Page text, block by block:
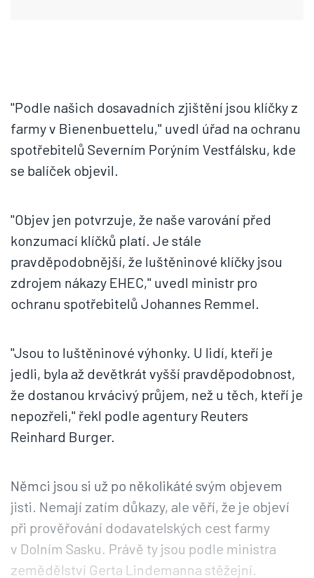
"Podle našich dosavadních zjištění jsou klíčky z
farmy v Bienenbuettelu," uvedl úřad na ochranu
spotřebitelů Severním Porýním Vestfálsku, kde
se balíček objevil.
"Objev jen potvrzuje, že naše varování před
konzumací klíčků platí. Je stále
pravděpodobnější, že luštěninové klíčky jsou
zdrojem nákazy EHEC," uvedl ministr pro
ochranu spotřebitelů Johannes Remmel.
"Jsou to luštěninové výhonky. U lidí, kteří je
jedli, byla až devětkrát vyšší pravděpodobnost,
že dostanou krvácivý průjem, než u těch, kteří je
nepozřeli," řekl podle agentury Reuters
Reinhard Burger.
Němci jsou si už po několikáté svým objevem
jisti. Nemají zatím důkazy, ale věří, že je objeví
při prověřování dodavatelských cest farmy
v Dolním Sasku. Právě ty jsou podle ministra
zemědělství Gerta Lindemanna stěžejní.